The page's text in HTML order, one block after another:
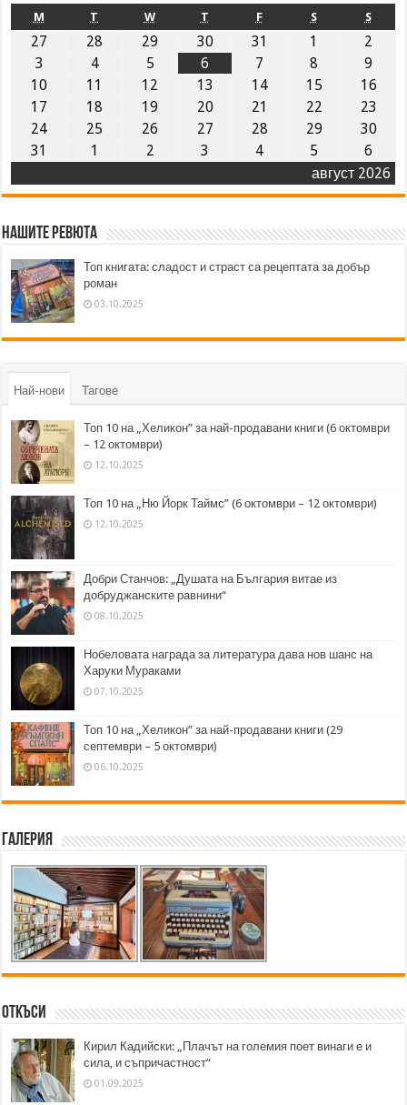
август 2026
M T W T F S S
27 28 29 30 31 1
2
3
4 5 6 7 8
9
10
11 12 13 14 15
16
17
18 19 20 21 22
23
24
25 26 27 28 29
30
31
1 2 3 4 5 6
Нашите ревюта
Топ книгата: сладост и страст са рецептата за добър
роман
03.10.2025
Най-нови Тагове
Топ 10 на „Хеликон” за най-продавани книги (6 октомври
– 12 октомври)
12.10.2025
Топ 10 на „Ню Йорк Таймс” (6 октомври – 12 октомври)
12.10.2025
Добри Станчов: „Душата на България витае из
добруджанските равнини“
08.10.2025
Нобеловата награда за литература дава нов шанс на
Харуки Мураками
07.10.2025
Топ 10 на „Хеликон” за най-продавани книги (29
септември – 5 октомври)
06.10.2025
Галерия
Откъси
Кирил Кадийски: „Плачът на големия поет винаги е и
сила, и съпричастност“
01.09.2025